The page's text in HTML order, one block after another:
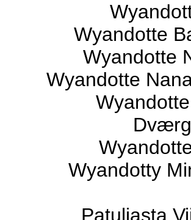
Wyandotte
Wyandotte
Wyandotte
Wyandotty
Patuljasta